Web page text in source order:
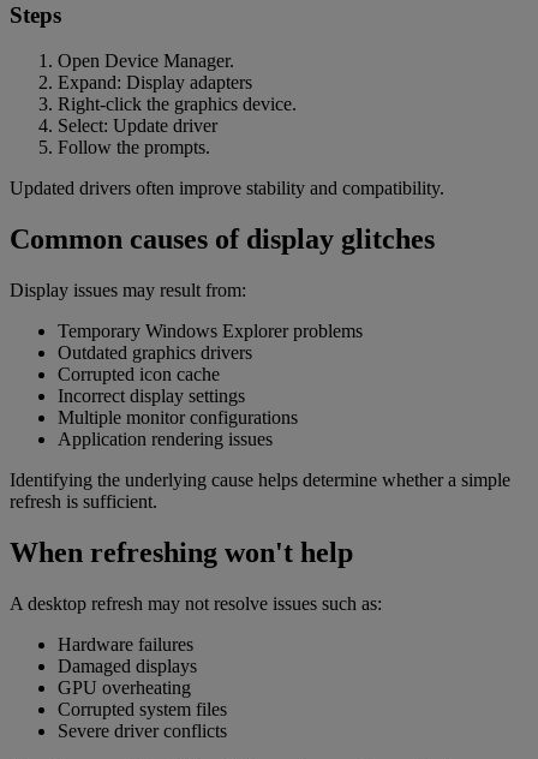
Steps
Open Device Manager.
Expand: Display adapters
Right-click the graphics device.
Select: Update driver
Follow the prompts.
Updated drivers often improve stability and compatibility.
Common causes of display glitches
Display issues may result from:
Temporary Windows Explorer problems
Outdated graphics drivers
Corrupted icon cache
Incorrect display settings
Multiple monitor configurations
Application rendering issues
Identifying the underlying cause helps determine whether a simple
refresh is sufficient.
When refreshing won't help
A desktop refresh may not resolve issues such as:
Hardware failures
Damaged displays
GPU overheating
Corrupted system files
Severe driver conflicts